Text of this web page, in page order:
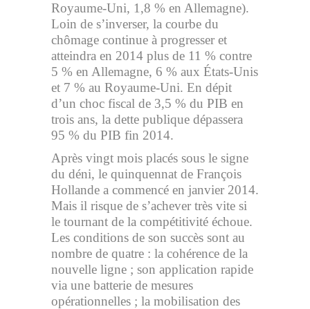
Royaume-Uni, 1,8 % en Allemagne).
Loin de s’inverser, la courbe du
chômage continue à progresser et
atteindra en 2014 plus de 11 % contre
5 % en Allemagne, 6 % aux États-Unis
et 7 % au Royaume-Uni. En dépit
d’un choc fiscal de 3,5 % du PIB en
trois ans, la dette publique dépassera
95 % du PIB fin 2014.
Après vingt mois placés sous le signe
du déni, le quinquennat de François
Hollande a commencé en janvier 2014.
Mais il risque de s’achever très vite si
le tournant de la compétitivité échoue.
Les conditions de son succès sont au
nombre de quatre : la cohérence de la
nouvelle ligne ; son application rapide
via une batterie de mesures
opérationnelles ; la mobilisation des